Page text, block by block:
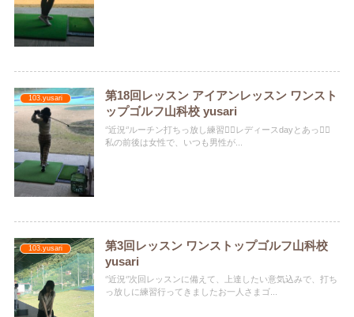
103.yusari
第18回レッスン アイアンレッスン ワンスト
ップゴルフ山科校 yusari
‘’近況‘’ルーチン打ちっ放し練習🏌️‍♀️レディースdayとあって🏻
私の前後は女性で、いつも男性が...
103.yusari
第3回レッスン ワンストップゴルフ山科校
yusari
‘’近況‘’次回レッスンに備えて、上達したい意気込みで、打ち
っ放しに練習行ってきました️お一人さまゴ...